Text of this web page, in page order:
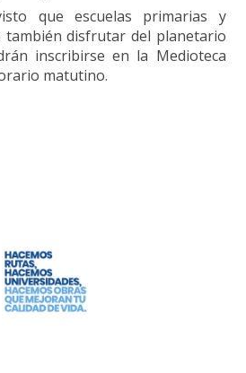
que escuelas primarias y
también disfrutar del planetario
inscribirse en la Medioteca
matutino.